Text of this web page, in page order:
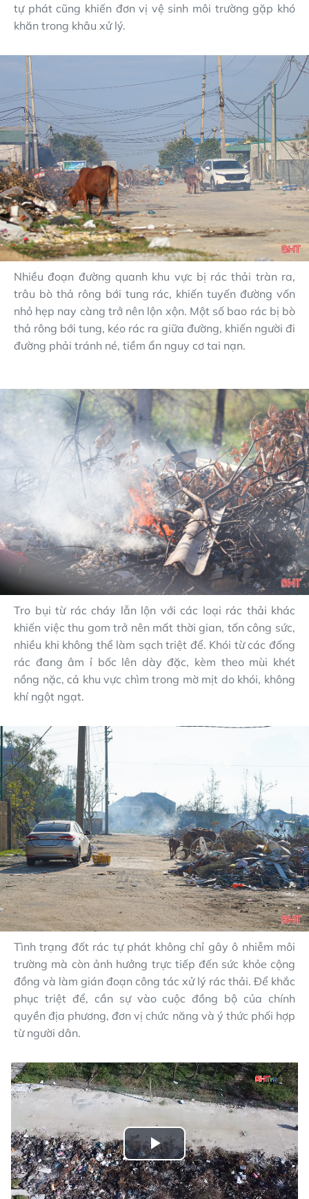
tự phát cũng khiến đơn vị vệ sinh môi trường gặp khó
khăn trong khâu xử lý.
Nhiều đoạn đường quanh khu vực bị rác thải tràn ra,
trâu bò thả rông bới tung rác, khiến tuyến đường vốn
nhỏ hẹp nay càng trở nên lộn xộn. Một số bao rác bị bò
thả rông bới tung, kéo rác ra giữa đường, khiến người đi
đường phải tránh né, tiềm ẩn nguy cơ tai nạn.
Tro bụi từ rác cháy lẫn lộn với các loại rác thải khác
khiến việc thu gom trở nên mất thời gian, tốn công sức,
nhiều khi không thể làm sạch triệt để. Khói từ các đống
rác đang âm ỉ bốc lên dày đặc, kèm theo mùi khét
nồng nặc, cả khu vực chìm trong mờ mịt do khói, không
khí ngột ngạt.
Tình trạng đốt rác tự phát không chỉ gây ô nhiễm môi
trường mà còn ảnh hưởng trực tiếp đến sức khỏe cộng
đồng và làm gián đoạn công tác xử lý rác thải. Để khắc
phục triệt để, cần sự vào cuộc đồng bộ của chính
quyền địa phương, đơn vị chức năng và ý thức phối hợp
từ người dân.
Play
Video